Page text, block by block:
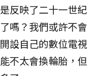
反映了二十一世紀
嗎？我們或許不會
設自己的數位電視
不太會換輪胎，但